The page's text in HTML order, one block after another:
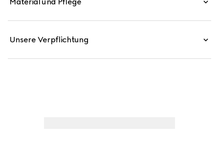
Unsere Verpflichtung